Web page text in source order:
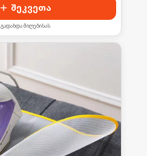
შეკვეთა
გადახდა მიღებისას